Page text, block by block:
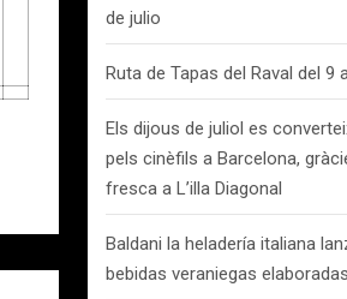
de julio
Ruta de Tapas del Raval del 9
Els dijous de juliol es
pels cinèfils a Barcelona,
fresca a L’illa Diagonal
Baldani la heladería italiana
bebidas veraniegas